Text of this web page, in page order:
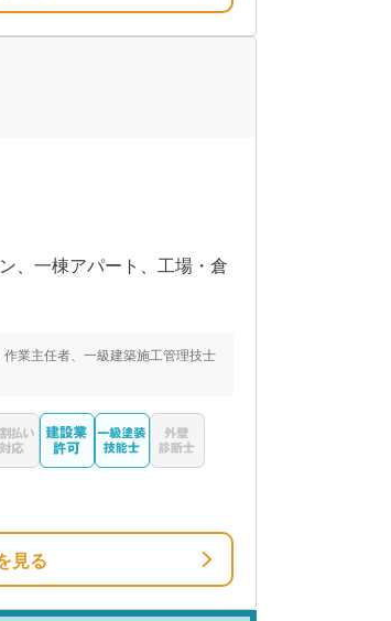
、一棟アパート、工場・倉
業主任者、一級建築施工管理技士
見る